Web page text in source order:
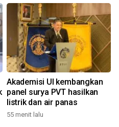
Akademisi UI kembangkan
panel surya PVT hasilkan
listrik dan air panas
55 menit lalu